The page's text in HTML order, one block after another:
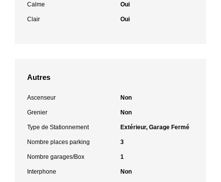
Calme Oui
Clair Oui
Autres
Ascenseur Non
Grenier Non
Type de Stationnement Extérieur, Garage Fermé
Nombre places parking 3
Nombre garages/Box 1
Interphone Non